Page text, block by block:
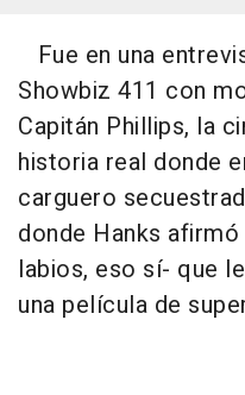
Fue en una
Showbiz 411 con
Capitán Phillips, la
historia real donde
carguero
donde Hanks
labios, eso sí- que
una película de